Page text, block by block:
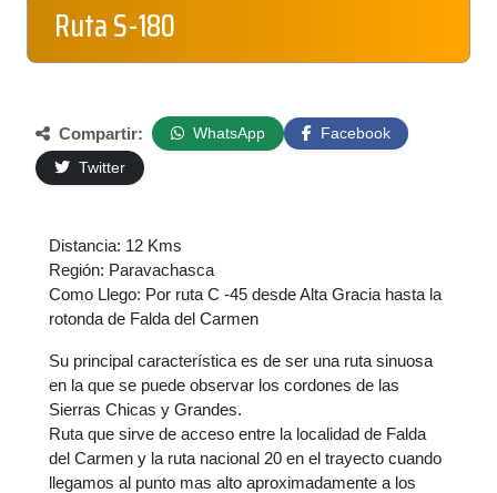
Ruta S-180
Compartir: WhatsApp
Facebook
Twitter
Distancia: 12 Kms
Región: Paravachasca
Como Llego: Por ruta C -45 desde Alta Gracia hasta la
rotonda de Falda del Carmen
Su principal característica es de ser una ruta sinuosa
en la que se puede observar los cordones de las
Sierras Chicas y Grandes.
Ruta que sirve de acceso entre la localidad de Falda
del Carmen y la ruta nacional 20 en el trayecto cuando
llegamos al punto mas alto aproximadamente a los